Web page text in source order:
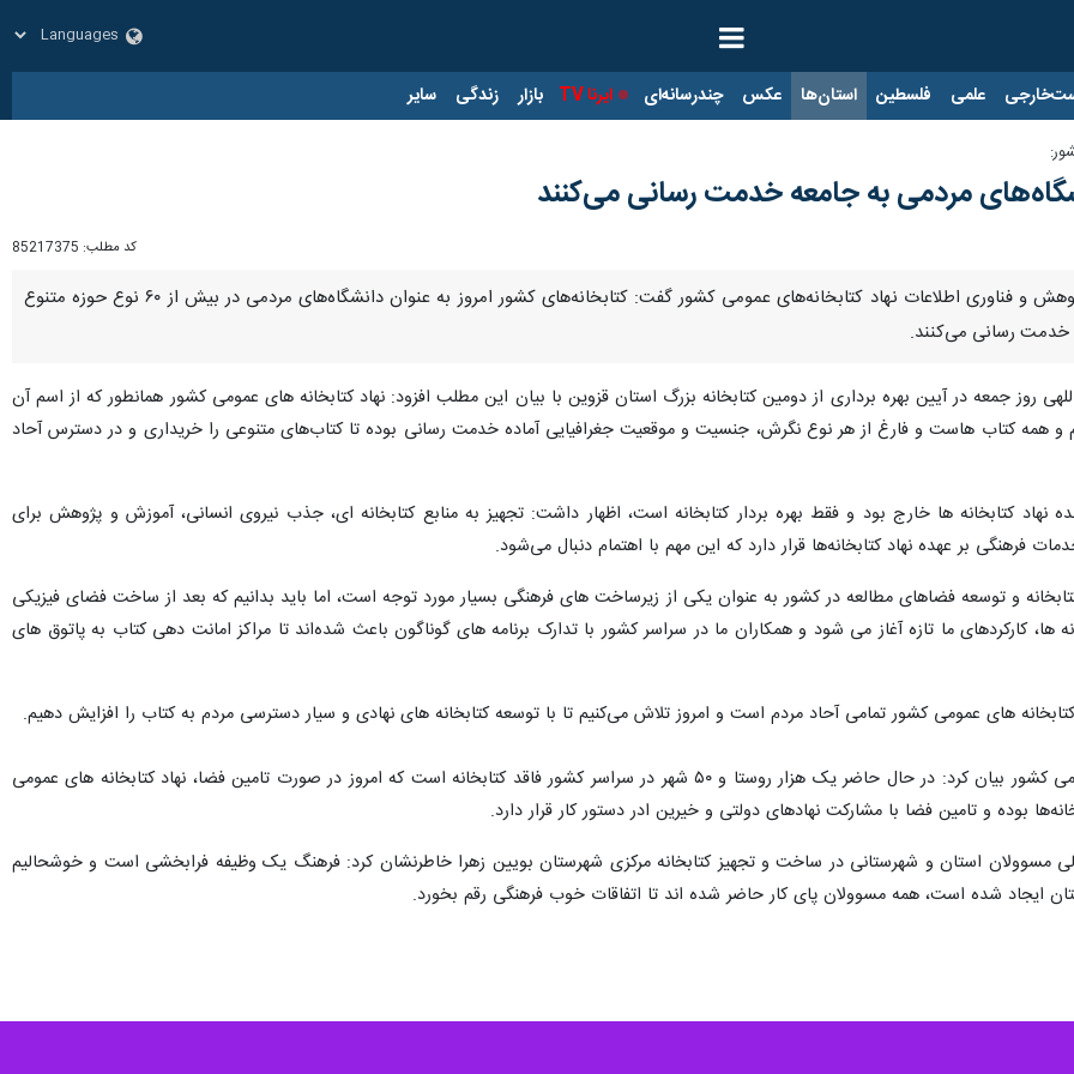
علمی فلسطین استان‌ها عکس چندرسانه‌ای ایرنا TV بازار زندگی سایر
مردمی به جامعه خدمت رسانی می‌کنند
کد مطلب: 85217375